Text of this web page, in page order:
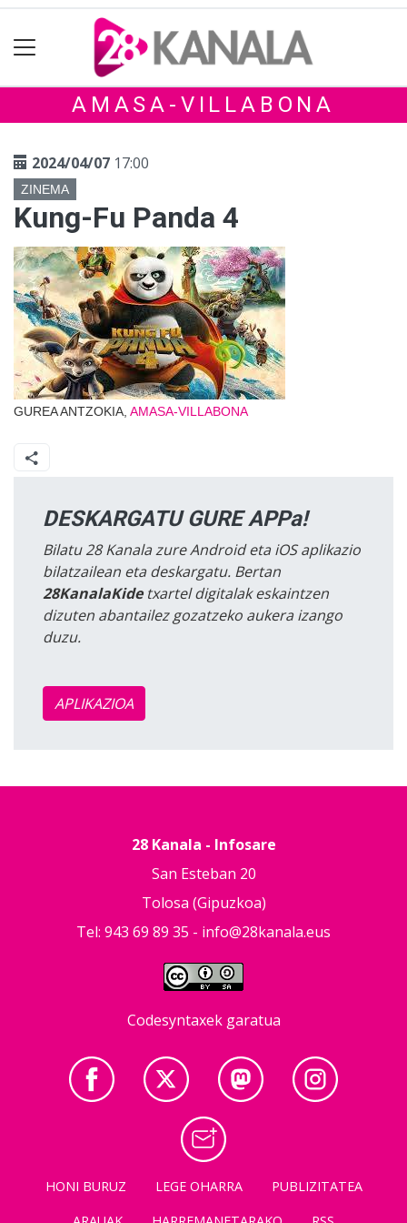
AMASA-VILLABONA
2024/04/07 17:00
ZINEMA
Kung-Fu Panda 4
GUREA ANTZOKIA, AMASA-VILLABONA
DESKARGATU GURE APPa!
Bilatu 28 Kanala zure Android eta iOS aplikazio
bilatzailean eta deskargatu. Bertan
28KanalaKidetxartel digitalak eskaintzen
dizuten abantailez gozatzeko aukera izango
duzu.
APLIKAZIOA
28 Kanala - Infosare
San Esteban 20
Tolosa (Gipuzkoa)
Tel: 943 69 89 35 - info@28kanala.eus
Codesyntaxek garatua
HONI BURUZ LEGE OHARRA
PUBLIZITATEA